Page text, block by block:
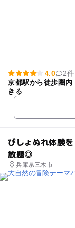
4.0
2件
京都駅から徒歩圏
きる
びしょぬれ体験
放題◎
兵庫県三木市